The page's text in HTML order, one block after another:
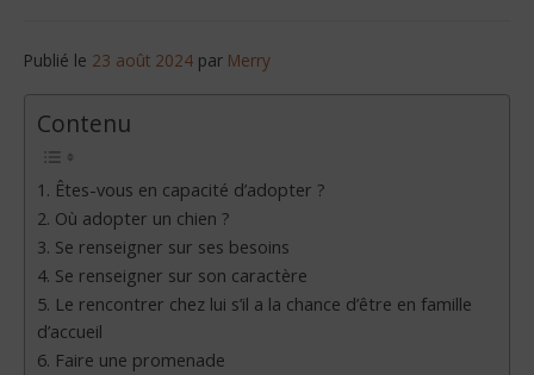
Publié le 23 août 2024 par Merry
Contenu
1. Êtes-vous en capacité d’adopter ?
2. Où adopter un chien ?
3. Se renseigner sur ses besoins
4. Se renseigner sur son caractère
5. Le rencontrer chez lui s’il a la chance d’être en famille
d’accueil
6. Faire une promenade